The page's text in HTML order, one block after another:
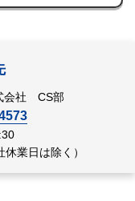
会社 CS部
業日は除く）